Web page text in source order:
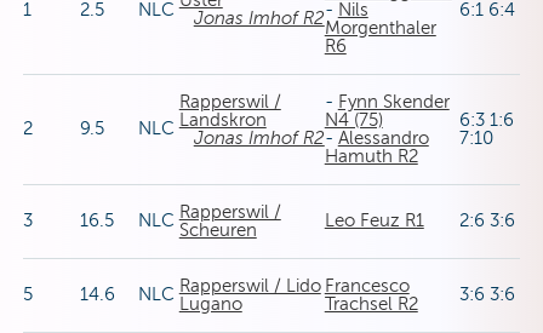
1 2.5 NLC
Jonas Imhof R2- Nils
Morgenthaler
R6
6:1 6:4
2 9.5 NLC
Rapperswil /
Landskron
Jonas Imhof R2
- Fynn Skender
N4 (75)
- Alessandro
Hamuth R2
6:3 1:6
7:10
3 16.5 NLCRapperswil /
Scheuren
Leo Feuz R1 2:6 3:6
5 14.6 NLCRapperswil / Lido
Lugano
Francesco
Trachsel R2
3:6 3:6